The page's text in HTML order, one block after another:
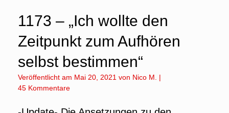
1173 – „Ich wollte den
Zeitpunkt zum Aufhören
selbst bestimmen“
Veröffentlicht am Mai 20, 2021 von Nico M.
|
45 Kommentare